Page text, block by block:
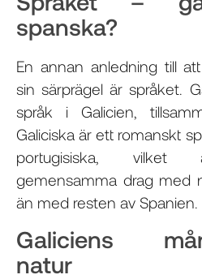
spanska?
En annan anledning till
sin särprägel är språket.
språk i Galicien,
Galiciska är ett romanskt
portugisiska, vilket
gemensamma drag med
än med resten av Spanien.
Galiciens
natur